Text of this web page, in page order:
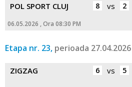
POL SPORT CLUJ 8 vs 2
06.05.2026 , Ora 08:30 PM
Etapa nr. 23, perioada
ZIGZAG 6 vs 5